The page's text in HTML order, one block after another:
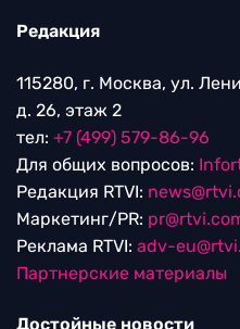
Редакция
115280, г. Москва, ул.
д. 26, этаж 2
тел: +7 (499) 579-86-96
Для общих вопросов:
Редакция RTVI:
Маркетинг/PR:
Реклама RTVI: adv-
Партнерские материалы
Достойные новости